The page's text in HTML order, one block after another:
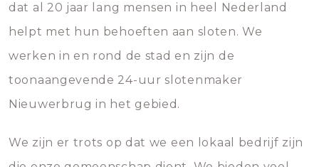
dat al 20 jaar lang mensen in heel Nederland
helpt met hun behoeften aan sloten. We
werken in en rond de stad en zijn de
toonaangevende 24-uur slotenmaker
Nieuwerbrug in het gebied.
We zijn er trots op dat we een lokaal bedrijf zijn